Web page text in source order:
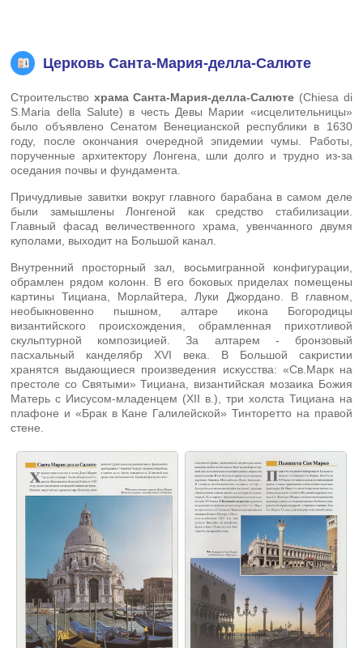
Церковь Санта-Мария-делла-Салюте
Строительство храма Санта-Мария-делла-Салюте (Chiesa di
S.Maria della Salute) в честь Девы Марии «исцелительницы»
было объявлено Сенатом Венецианской республики в 1630
году, после окончания очередной эпидемии чумы. Работы,
порученные архитектору Лонгена, шли долго и трудно из-за
оседания почвы и фундамента.
Причудливые завитки вокруг главного барабана в самом деле
были замышлены Лонгеной как средство стабилизации.
Главный фасад величественного храма, увенчанного двумя
куполами, выходит на Большой канал.
Внутренний просторный зал, восьмигранной конфигурации,
обрамлен рядом колонн. В его боковых приделах помещены
картины Тициана, Морлайтера, Луки Джордано. В главном,
необыкновенно пышном, алтаре икона Богородицы
византийского происхождения, обрамленная прихотливой
скульптурной композицией. За алтарем - бронзовый
пасхальный канделябр XVI века. В Большой сакристии
хранятся выдающиеся произведения искусства: «Св.Марк на
престоле со Святыми» Тициана, византийская мозаика Божия
Матерь с Иисусом-младенцем (XII в.), три холста Тициана на
плафоне и «Брак в Кане Галилейской» Тинторетто на правой
стене.